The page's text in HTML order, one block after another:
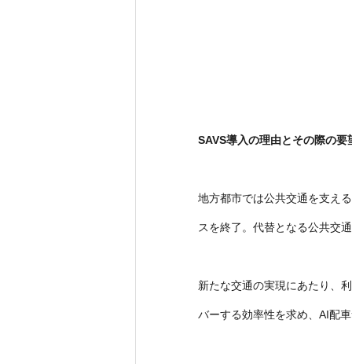
SAVS導入の理由とその際の要
地方都市では公共交通を支え
スを終了。代替となる公共交
新たな交通の実現にあたり、
バーする効率性を求め、AI配